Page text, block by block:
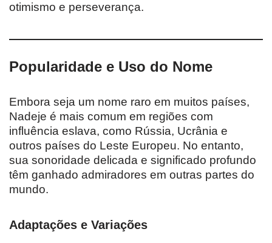
otimismo e perseverança.
Popularidade e Uso do Nome
Embora seja um nome raro em muitos países,
Nadeje é mais comum em regiões com
influência eslava, como Rússia, Ucrânia e
outros países do Leste Europeu. No entanto,
sua sonoridade delicada e significado profundo
têm ganhado admiradores em outras partes do
mundo.
Adaptações e Variações